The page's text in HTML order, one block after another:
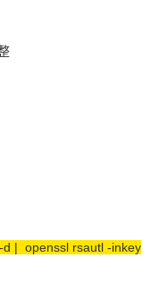
d | openssl rsautl -inkey